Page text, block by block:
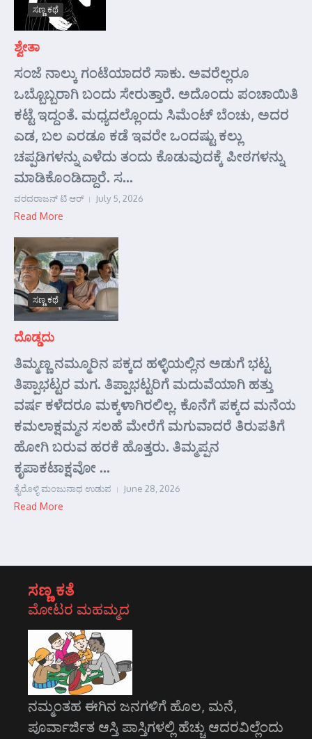
ಸಣ್ಣ ಕಥೆ
ಶ್ವೇತಾ
ಸಂಜೆ ನಾಲ್ಕು ಗಂಟೆಯಾದರೆ ಸಾಕು. ಅವರೆಲ್ಲರೂ
ಒಬ್ಬೊಬ್ಬರಾಗಿ ಬಂದು ಸೇರುತ್ತಾರೆ. ಅದೊಂದು ಪಂಚಾಯಿತಿ
ಕಟ್ಟೆ ಇದ್ದಂತೆ. ಮಧ್ಯದಲ್ಲೊಂದು ಸಿಮೆಂಟ್ ಬೆಂಚು, ಅದರ
ಎಡ, ಬಲ ಎರಡೂ ಕಡೆ ಇವರೇ ಒಂದಷ್ಟು ಕಲ್ಲು
ಚಪ್ಪಡಿಗಳನ್ನು ಎಳೆದು ತಂದು ಕೊಡುವುದಕ್ಕೆ ಪೀಠಗಳನ್ನು
ಮಾಡಿಕೊಂಡಿದ್ದಾರೆ. ಸ...
ವರದರಾಜನ್ ಟಿ ಆರ್ July 5, 2026
Read More
ಸಣ್ಣ ಕಥೆ
ದೊಡ್ಡದು
ತಿಮ್ಮಣ್ಣ ನಮ್ಮೂರಿನ ಪಕ್ಕದ ಹಳ್ಳಿಯಲ್ಲಿನ ಅಡುಗೆ ಭಟ್ಟ
ತಿಪ್ಪಾಭಟ್ಟರ ಮಗ. ತಿಪ್ಪಾಭಟ್ಟರಿಗೆ ಮದುವೆಯಾಗಿ ಹತ್ತು
ವರ್ಷ ಕಳೆದರೂ ಮಕ್ಕಳಾಗಿರಲಿಲ್ಲ. ಕೊನೆಗೆ ಪಕ್ಕದ ಮನೆಯ
ಕಮಲಾಕ್ಷಮ್ಮನ ಸಲಹೆ ಮೇರೆಗೆ ಮಗುವಾದರೆ ತಿರುಪತಿಗೆ
ಹೋಗಿ ಬರುವ ಹರಕೆ ಹೊತ್ತರು. ತಿಮ್ಮಪ್ಪನ
ಕೃಪಾಕಟಾಕ್ಷವೋ ...
ತೈರೊಳ್ಳಿ ಮಂಜುನಾಥ ಉಡುಪ June 28, 2026
Read More
ಸಣ್ಣ ಕತೆ
ಮೋಟರ ಮಹಮ್ಮದ
ನಮ್ಮಂತಹ ಈಗಿನ ಜನಗಳಿಗೆ ಹೊಲ, ಮನೆ,
ಪೂರ್ವಾರ್ಜಿತ ಆಸ್ತಿ ಪಾಸ್ತಿಗಳಲ್ಲಿ ಹೆಚ್ಚು ಆದರವಿಲ್ಲೆಂದು